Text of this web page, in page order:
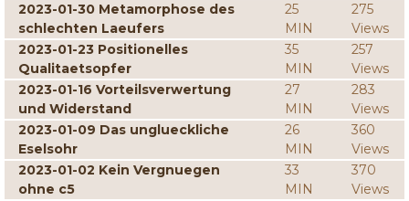
2023-01-30 Metamorphose des
schlechten Laeufers
25
MIN
275
Views
2023-01-23 Positionelles
Qualitaetsopfer
35
MIN
257
Views
2023-01-16 Vorteilsverwertung
und Widerstand
27
MIN
283
Views
2023-01-09 Das unglueckliche
Eselsohr
26
MIN
360
Views
2023-01-02 Kein Vergnuegen
ohne c5
33
MIN
370
Views